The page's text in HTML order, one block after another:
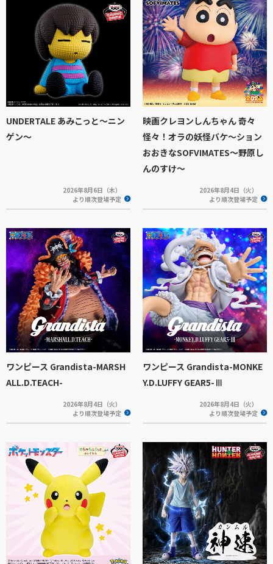
UNDERTALE あみこっと～ニン
ゲン～
2026年8月6日（木）
より順次登場予定
映画クレヨンしんちゃん 奇々
怪々！オラの妖怪バケ～ション
おおきなSOFVIMATES～野原し
んのすけ～
2026年8月4日（火）
より順次登場予定
ワンピース Grandista-MARSH
ALL.D.TEACH-
2026年8月4日（火）
より順次登場予定
ワンピース Grandista-MONKE
Y.D.LUFFY GEAR5-Ⅲ
2026年8月4日（火）
より順次登場予定